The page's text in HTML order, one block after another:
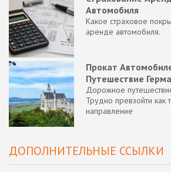
Автомобиля
Какое страховое
аренде автомобиля.
Прокат
Путешествие
Дорожное
Трудно превзойти как
направление
ДОПОЛНИТЕЛЬНЫЕ ССЫЛКИ